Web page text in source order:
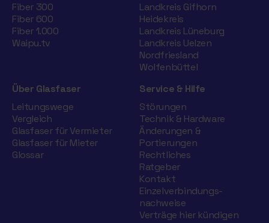
Fiber 300
Fiber 600
Fiber 1.000
Waipu.tv
Landkreis Gifhorn
Heidekreis
Landkreis Lüneburg
Landkreis Uelzen
Nordfriesland
Wolfenbüttel
Über Glasfaser
Leitungswege
Vergleich
Glasfaser für Vermieter
Glasfaser für Mieter
Glossar
Service & Hilfe
Störungen
Technik & Hardware
Änderungen &
Portierungen
Rechtliches
Ratgeber
Kontakt
Einzelverbindungs­
nachweise
Verträge hier kündigen